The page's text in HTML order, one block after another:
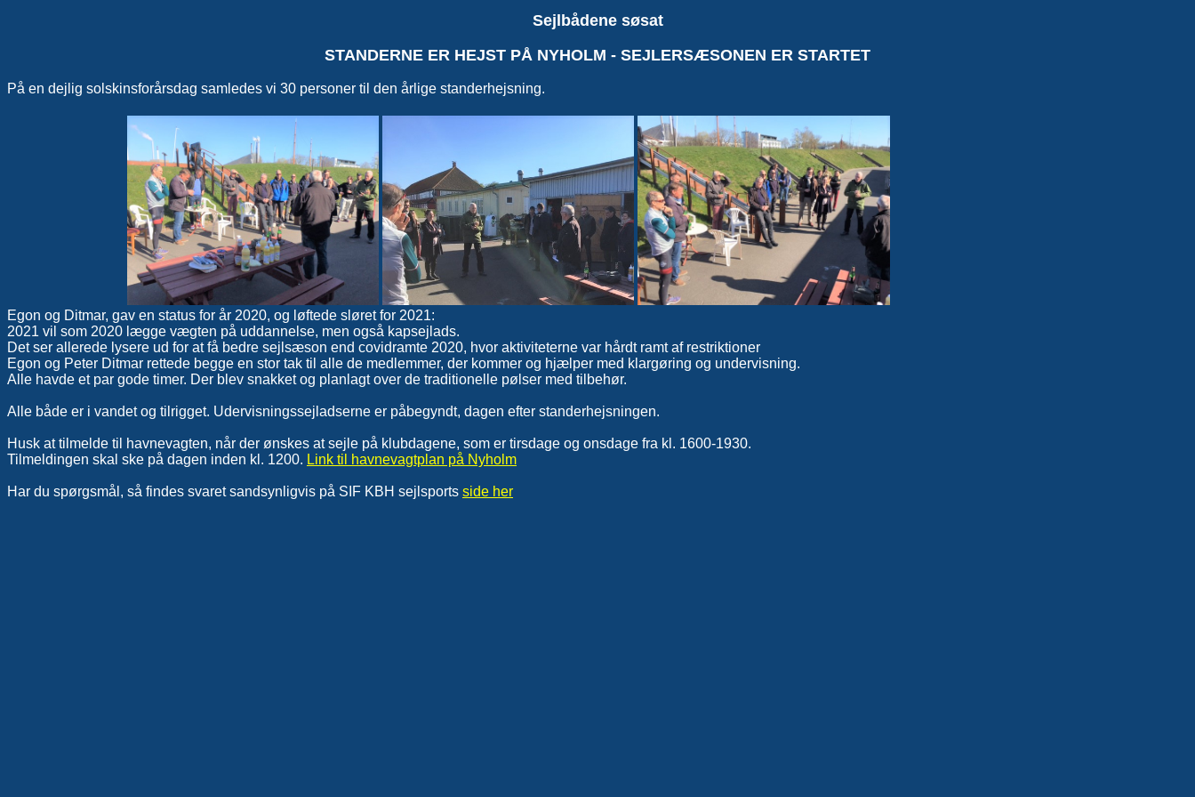
Sejlbådene søsat
STANDERNE ER HEJST PÅ NYHOLM - SEJLERSÆSONEN ER STARTET
På en dejlig solskinsforårsdag samledes vi 30 personer til den årlige standerhejsning.
Egon og Ditmar, gav en status for år 2020, og løftede sløret for 2021:
2021 vil som 2020 lægge vægten på uddannelse, men også kapsejlads.
Det ser allerede lysere ud for at få bedre sejlsæson end covidramte 2020, hvor aktiviteterne var hårdt ramt af restriktioner
Egon og Peter Ditmar rettede begge en stor tak til alle de medlemmer, der kommer og hjælper med klargøring og undervisning.
Alle havde et par gode timer. Der blev snakket og planlagt over de traditionelle pølser med tilbehør.
Alle både er i vandet og tilrigget. Udervisningssejladserne er påbegyndt, dagen efter standerhejsningen.
Husk at tilmelde til havnevagten, når der ønskes at sejle på klubdagene, som er tirsdage og onsdage fra kl. 1600-1930.
Tilmeldingen skal ske på dagen inden kl. 1200. Link til havnevagtplan på Nyholm
Har du spørgsmål, så findes svaret sandsynligvis på SIF KBH sejlsports side her